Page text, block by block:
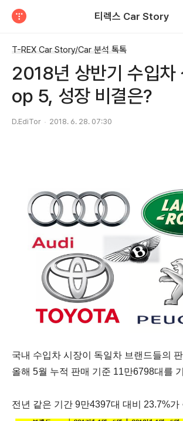
티렉스 Car Story
T-REX Car Story/Car 분석 톡톡
2018년 상반기 수입차
op 5, 성장 비결은?
D.EdiTor 2018. 6. 28. 07:30
국내 수입차 시장이 독일차 브랜드들의
올해 5월 누적 판매 기준 11만6798대를
전년 같은 기간 9만4397대 대비 23.7%가